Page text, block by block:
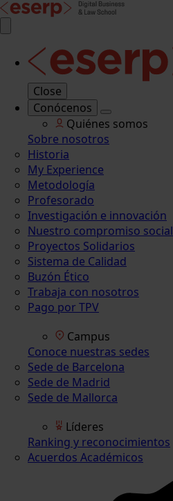
Close
Conócenos
Quiénes somos
Sobre nosotros
Historia
My Experience
Metodología
Profesorado
Investigación e innovación
Nuestro compromiso social
Proyectos Solidarios
Sistema de Calidad
Buzón Ético
Trabaja con nosotros
Pago por TPV
Campus
Conoce nuestras sedes
Sede de Barcelona
Sede de Madrid
Sede de Mallorca
Líderes
Ranking y reconocimientos
Acuerdos Académicos